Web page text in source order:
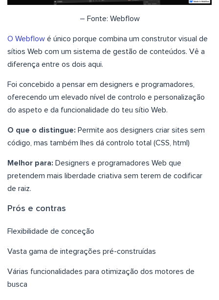
– Fonte: Webflow
O Webflow é único porque combina um construtor visual de
sítios Web com um sistema de gestão de conteúdos. Vê a
diferença entre os dois aqui.
Foi concebido a pensar em designers e programadores,
oferecendo um elevado nível de controlo e personalização
do aspeto e da funcionalidade do teu sítio Web.
O que o distingue: Permite aos designers criar sites sem
código, mas também lhes dá controlo total (CSS, html)
Melhor para: Designers e programadores Web que
pretendem mais liberdade criativa sem terem de codificar
de raiz.
Prós e contras
Flexibilidade de conceção
Vasta gama de integrações pré-construídas
Várias funcionalidades para otimização dos motores de
busca